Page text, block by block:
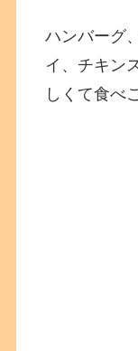
ハンバーグ
イ、チキン
しくて食べ